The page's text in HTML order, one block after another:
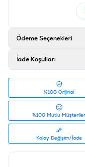
Nem%77, Ham protein
Katkı Maddeleri
D3 vitamini 200 IU, E
Ürün Filtreleri
Barkod
Tedarikçi Ürün Kodu
Ödeme Seçenekleri
İade Koşulları
%100 Orijinal
%100 Mutlu Müşteriler
Kolay Değişim/İade